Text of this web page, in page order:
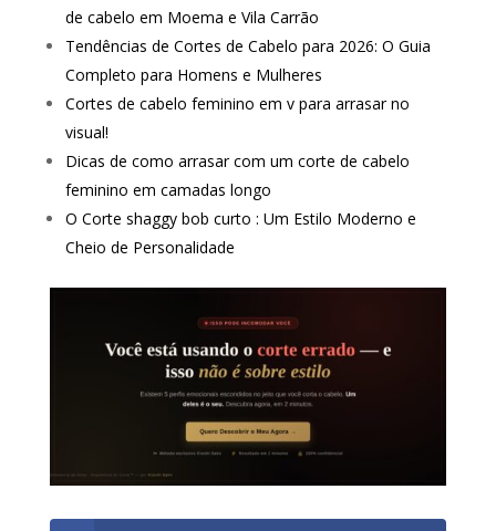
de cabelo em Moema e Vila Carrão
Tendências de Cortes de Cabelo para 2026: O Guia
Completo para Homens e Mulheres
Cortes de cabelo feminino em v para arrasar no
visual!
Dicas de como arrasar com um corte de cabelo
feminino em camadas longo
O Corte shaggy bob curto : Um Estilo Moderno e
Cheio de Personalidade